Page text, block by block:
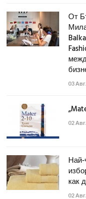
От
03
02
Най-
как
02